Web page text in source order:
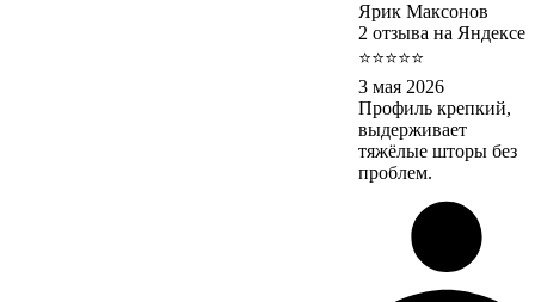
Ярик Максонов
2 отзыва на Яндексе
⭐⭐⭐⭐⭐
3 мая 2026
Профиль крепкий,
выдерживает
тяжёлые шторы без
проблем.